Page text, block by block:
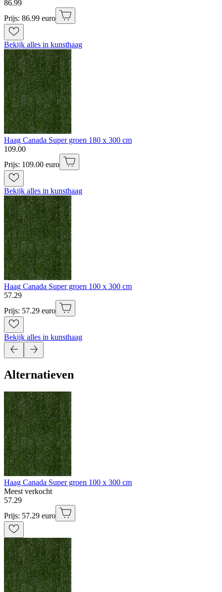
86.99
Prijs: 86.99 euro
Bekijk alles in kunsthaag
Haag Canada Super groen 180 x 300 cm
109.00
Prijs: 109.00 euro
Bekijk alles in kunsthaag
Haag Canada Super groen 100 x 300 cm
57.29
Prijs: 57.29 euro
Bekijk alles in kunsthaag
Alternatieven
Haag Canada Super groen 100 x 300 cm
Meest verkocht
57.29
Prijs: 57.29 euro